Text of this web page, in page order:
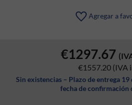
Agregar a
€1297.67
€1557.20 (IVA
Sin existencias – Plazo de entrega
fecha de confirmación